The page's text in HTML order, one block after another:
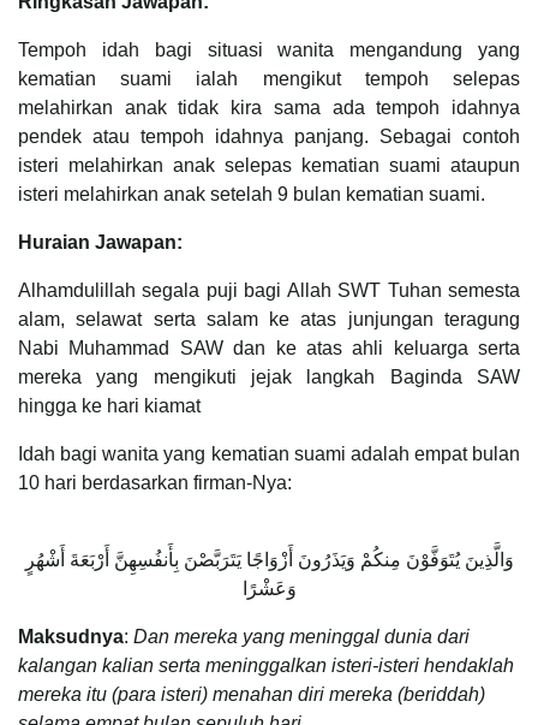
Tempoh idah bagi situasi wanita mengandung yang
kematian suami ialah mengikut tempoh selepas
melahirkan anak tidak kira sama ada tempoh idahnya
pendek atau tempoh idahnya panjang. Sebagai contoh
isteri melahirkan anak selepas kematian suami ataupun
isteri melahirkan anak setelah 9 bulan kematian suami.
Huraian Jawapan:
Alhamdulillah segala puji bagi Allah SWT Tuhan semesta
alam, selawat serta salam ke atas junjungan teragung
Nabi Muhammad SAW dan ke atas ahli keluarga serta
mereka yang mengikuti jejak langkah Baginda SAW
hingga ke hari kiamat
Idah bagi wanita yang kematian suami adalah empat bulan
10 hari berdasarkan firman-Nya:
وَالَّذِينَ يُتَوَفَّوْنَ مِنكُمْ وَيَذَرُونَ أَزْوَاجًا يَتَرَبَّصْنَ بِأَنفُسِهِنَّ أَرْبَعَةَ أَشْهُرٍ
وَعَشْرًا
Maksudnya: Dan mereka yang meninggal dunia dari
kalangan kalian serta meninggalkan isteri-isteri hendaklah
mereka itu (para isteri) menahan diri mereka (beriddah)